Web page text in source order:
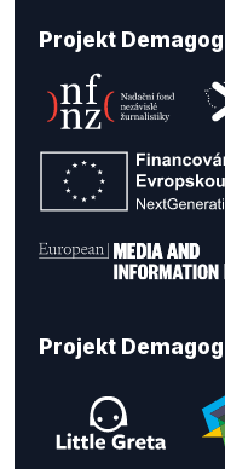
Projekt
Projekt